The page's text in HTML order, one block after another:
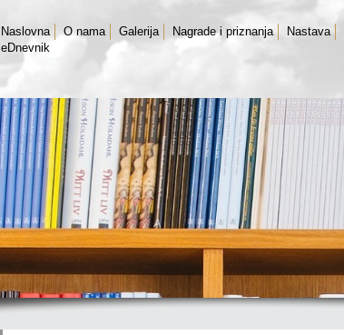
Naslovna O nama Galerija Nagrade i priznanja Nastava
eDnevnik